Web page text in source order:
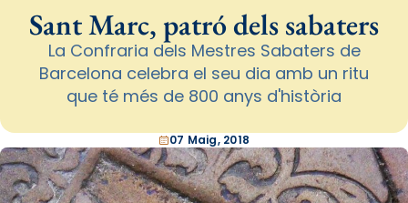
Sant Marc, patró dels sabaters
La Confraria dels Mestres Sabaters de
Barcelona celebra el seu dia amb un ritu
que té més de 800 anys d'història
07 Maig, 2018